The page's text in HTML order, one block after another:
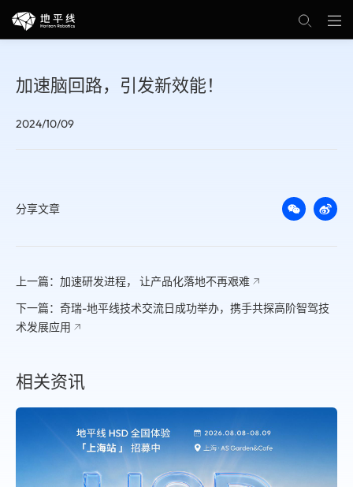
加速脑回路，引发新效能！
2024/10/09
分享文章
上一篇：加速研发进程， 让产品化落地不再艰难
下一篇：奇瑞-地平线技术交流日成功举办，携手共探高阶智驾技
术发展应用
相关资讯